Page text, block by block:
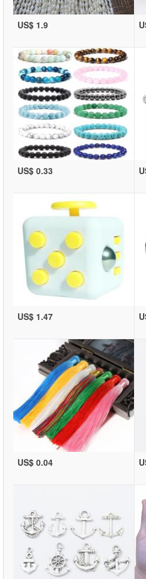
US$ 1.9
US$ 0.33
US$ 1.47
US$ 0.04